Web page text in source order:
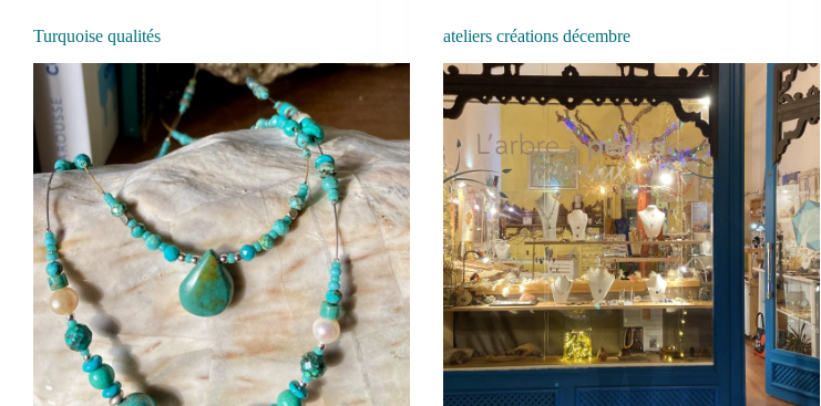
Turquoise qualités ateliers créations décembre